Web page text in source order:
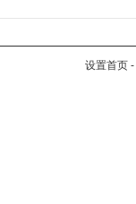
设置首页 -